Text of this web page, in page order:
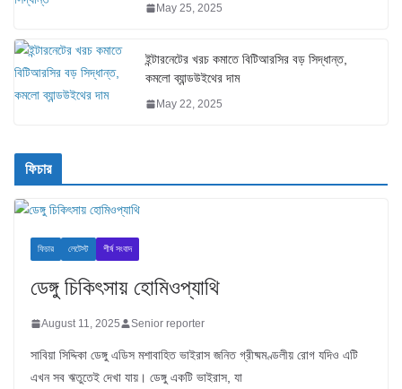
May 25, 2025
ইন্টারনেটের খরচ কমাতে বিটিআরসির বড় সিদ্ধান্ত,
কমলো ব্যান্ডউইথের দাম
May 22, 2025
ফিচার
ফিচার লেটেস্ট শীর্ষ সংবাদ
ডেঙ্গু চিকিৎসায় হোমিওপ্যাথি
August 11, 2025 Senior reporter
সাবিয়া সিদ্দিকা ডেঙ্গু এডিস মশাবাহিত ভাইরাস জনিত গ্রীষ্মমণ্ডলীয় রোগ যদিও এটি
এখন সব ঋতুতেই দেখা যায়। ডেঙ্গু একটি ভাইরাস, যা